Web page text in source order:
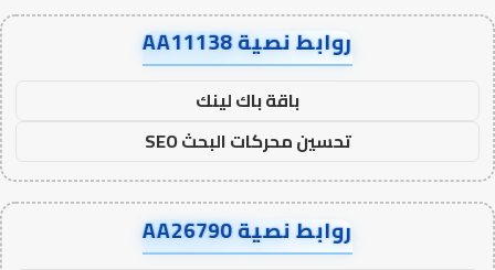
روابط نصية AA11138
باقة باك لينك
تحسين محركات البحث SEO
روابط نصية AA26790